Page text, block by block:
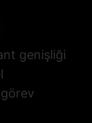
genişliği